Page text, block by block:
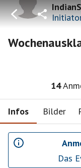
14
Infos Bilder
Das